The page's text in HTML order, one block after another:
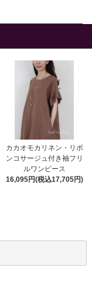
カカオモカリネン・リボ
ンコサージュ付き袖フリ
ルワンピース
16,095円(税込17,705円)